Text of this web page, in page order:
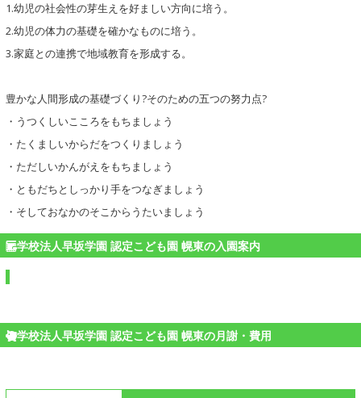
1.幼児の社会性の芽生えを好ましい方向に培う。
2.幼児の体力の基礎を確かなものに培う。
3.家庭との連携で地域教育を形成する。
豊かな人間形成の基礎づくり?そのための五つの努力点?
・うつくしいこころをもちましょう
・たくましいからだをつくりましょう
・ただしいかんがえをもちましょう
・ともだちとしっかり手をつなぎましょう
・そしておなかのそこからうたいましょう
学校法人早坂学園 認定こども園 幌東の入園案内
学校法人早坂学園 認定こども園 幌東の月謝・費用